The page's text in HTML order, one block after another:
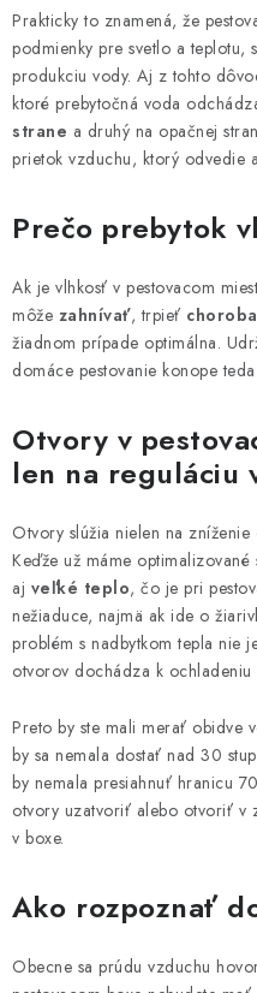
Prakticky to znamená, že
podmienky pre svetlo a teplotu,
produkciu vody. Aj z tohto
ktoré prebytočná voda
strane a druhý na opačnej
prietok vzduchu, ktorý odvedie
Prečo prebytok
Ak je vlhkosť v pestovacom
môže zahnívať, trpieť
žiadnom prípade optimálna.
domáce pestovanie konope
Otvory v
len na reguláciu
Otvory slúžia nielen na
Keďže už máme
aj veľké teplo, čo je pri
nežiaduce, najmä ak ide o
problém s nadbytkom tepla nie
otvorov dochádza k ochladeniu
Preto by ste mali merať obidve
by sa nemala dostať nad 30
by nemala presiahnuť hranicu
otvory uzatvoriť alebo otvoriť v
v boxe.
Ako rozpoznať
Obecne sa prúdu vzduchu